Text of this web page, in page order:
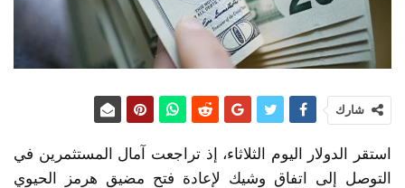
شارك
استقر الدولار اليوم الثلاثاء، إذ تراجعت آمال المستثمرين في
التوصل إلى اتفاق وشيك لإعادة فتح مضيق هرمز الحيوي